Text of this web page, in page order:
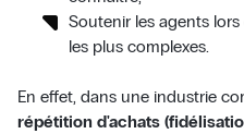
Soutenir les agents
les plus complexes.
En effet, dans une industrie
répétition d'achats